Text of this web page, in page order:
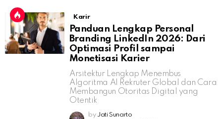
Karir
Panduan Lengkap Personal
Branding LinkedIn 2026: Dari
Optimasi Profil sampai
Monetisasi Karier
Arsitektur Lengkap Menembus
Algoritma AI Rekruter Global dan Cara
Membangun Otoritas Digital yang
Otentik
by Jati Sunarto